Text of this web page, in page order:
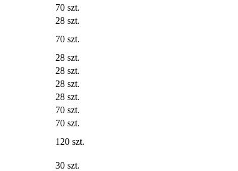
70 szt.
28 szt.
70 szt.
28 szt.
28 szt.
28 szt.
28 szt.
70 szt.
70 szt.
120 szt.
30 szt.